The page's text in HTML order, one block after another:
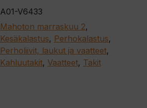
A01-V6433
Mahoton marraskuu 2,
Kesäkalastus, Perhokalastus,
Perholiivit, laukut ja vaatteet,
Kahluutakit, Vaatteet, Takit